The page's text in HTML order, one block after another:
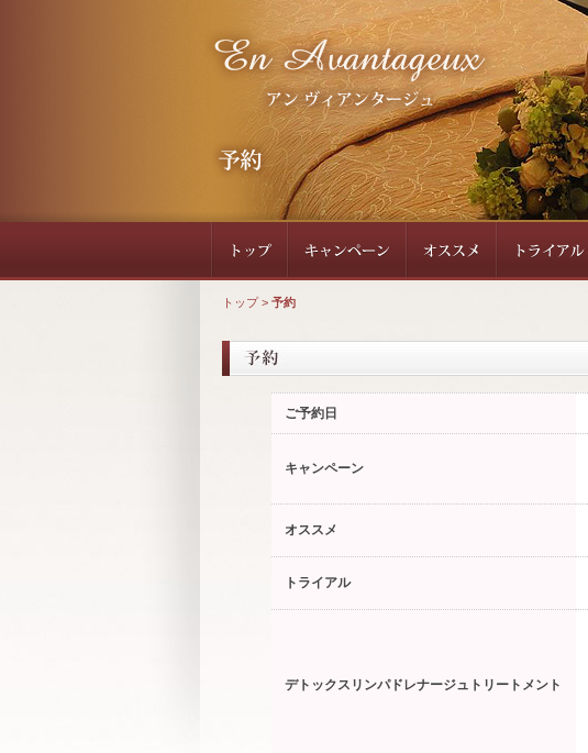
トップ> 予約
ご予約日
キャンペーン
オススメ
トライアル
デトックスリンパドレナージュトリートメント